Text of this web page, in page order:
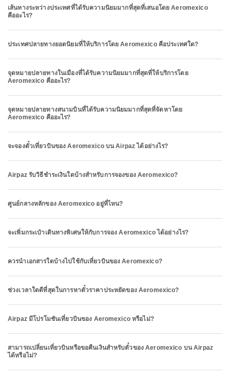
เส้นทางระหว่างประเทศที่ได้รับความนิยมมากที่สุดที่เสนอโดย Aeromexico
คืออะไร?
ประเทศปลายทางยอดนิยมที่ให้บริการโดย Aeromexico คือประเทศใด?
จุดหมายปลายทางในเมืองที่ได้รับความนิยมมากที่สุดที่ให้บริการโดย
Aeromexico คืออะไร?
จุดหมายปลายทางสนามบินที่ได้รับความนิยมมากที่สุดที่จัดหาโดย
Aeromexico คืออะไร?
จะจองตั๋วเที่ยวบินของ Aeromexico บน Airpaz ได้อย่างไร?
Airpaz รับวิธีชำระเงินใดบ้างสำหรับการจองของ Aeromexico?
ศูนย์กลางหลักของ Aeromexico อยู่ที่ไหน?
จะเพิ่มกระเป๋าเดินทางพิเศษให้กับการจอง Aeromexico ได้อย่างไร?
ควรนำเอกสารใดบ้างไปใช้กับเที่ยวบินของ Aeromexico?
ช่วงเวลาใดดีที่สุดในการหาตั๋วราคาประหยัดของ Aeromexico?
Airpaz มีโปรโมชันเที่ยวบินของ Aeromexico หรือไม่?
สามารถเปลี่ยนเที่ยวบินหรือขอคืนเงินสำหรับตั๋วของ Aeromexico บน Airpaz
ได้หรือไม่?